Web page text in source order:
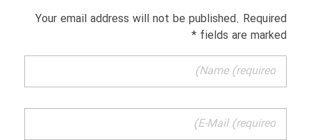
Your email address will not be published. Required
fields are marked *